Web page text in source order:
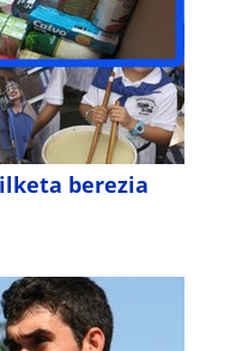
berezia